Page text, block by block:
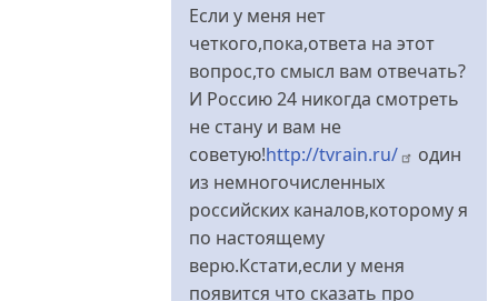
Вчера
"России-24"
Если у меня нет
четкого,пока,ответа на этот
вопрос,то смысл вам отвечать?
И Россию 24 никогда смотреть
не стану и вам не
советую!http://tvrain.ru/
один
из немногочисленных
российских каналов,которому я
по настоящему
верю.Кстати,если у меня
появится что сказать про